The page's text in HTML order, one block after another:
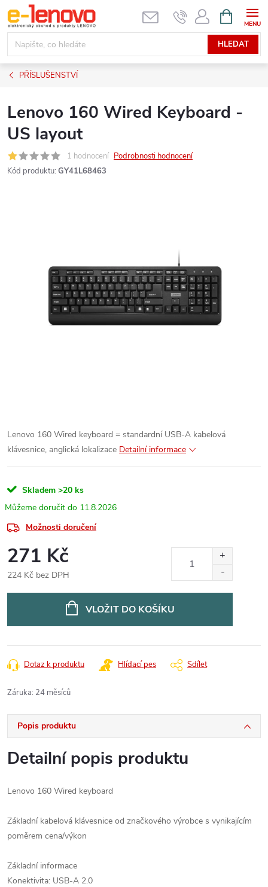
Přejít
na
obsah
HLEDAT
NÁKUPNÍ
KOŠÍK
PŘÍSLUŠENSTVÍ
Lenovo 160 Wired Keyboard -
US layout
1 hodnocení Podrobnosti hodnocení
Kód produktu: GY41L68463
Lenovo 160 Wired keyboard = standardní USB-A kabelová
klávesnice, anglická lokalizace Detailní informace
Skladem >20 ks
11.8.2026
Možnosti doručení
271 Kč
224 Kč bez DPH
VLOŽIT DO KOŠÍKU
Dotaz k produktu Hlídací pes Sdílet
Záruka: 24 měsíců
Popis produktu
Detailní popis produktu
Lenovo 160 Wired keyboard
Základní kabelová klávesnice od značkového výrobce s vynikajícím
poměrem cena/výkon
Základní informace
Konektivita: USB-A 2.0